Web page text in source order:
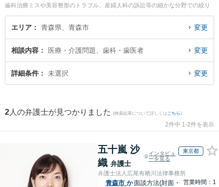
歯科治療ミスや美容整形のトラブル、産婦人科の訴訟等の細かな分野での絞り
込み検索もでき便利です。特に雪のまち法律事務所の三上 大介弁護士や青い森
法律事務所の小澤 博之弁護士のプロフィール情報や弁護士費用、強みなどが注
くの弁護士を検索したい』『初回相談無料で歯科治療ミスを法律相談できる青
森市内の弁護士に相談予約したい』などでお困りの相談者さんにおすすめで
す。
エリア 青森県、青森市 変更
相談内容 医療・介護問題、歯科・歯医者 変更
詳細条件 未選択 変更
2 人の弁護士が見つかりました (検索結果について詳しくは こちら)
2件中 1-2件を表示
五十嵐 沙
織 弁護士
インタビュ
ーを見る
東京都
弁護士法人広尾有栖川法律事務所
青森市 か面談方法(対面・
営業時間：1